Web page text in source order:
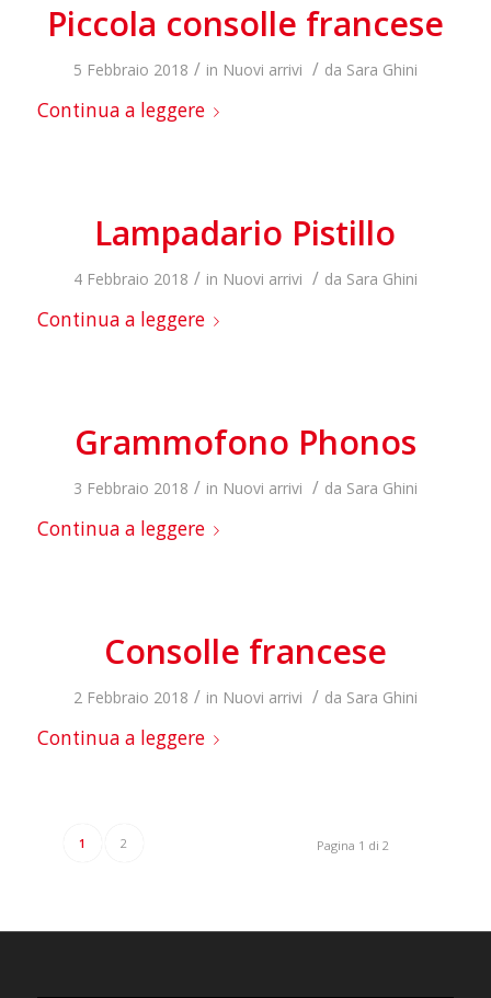
Piccola consolle francese
5 Febbraio 2018 / in Nuovi arrivi / da Sara Ghini
Continua a leggere
Lampadario Pistillo
4 Febbraio 2018 / in Nuovi arrivi / da Sara Ghini
Continua a leggere
Grammofono Phonos
3 Febbraio 2018 / in Nuovi arrivi / da Sara Ghini
Continua a leggere
Consolle francese
2 Febbraio 2018 / in Nuovi arrivi / da Sara Ghini
Continua a leggere
Pagina 1 di 2
1 2